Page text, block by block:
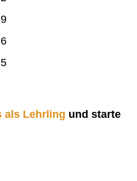
als Lehrling und starte